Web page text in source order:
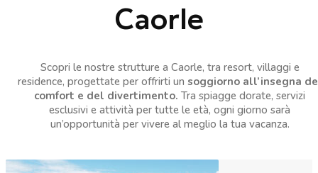
Caorle
Scopri le nostre strutture a Caorle, tra resort, villaggi e
residence, progettate per offrirti un soggiorno all’insegna
comfort e del divertimento. Tra spiagge dorate, servizi
esclusivi e attività per tutte le età, ogni giorno sarà
un’opportunità per vivere al meglio la tua vacanza.